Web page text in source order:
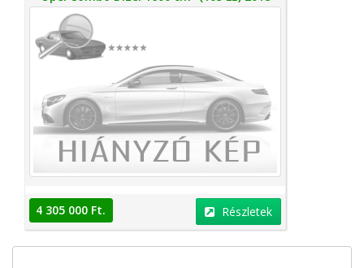
4 305 000 Ft. Részletek